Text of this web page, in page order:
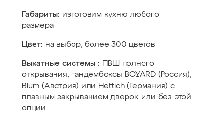
Габариты: изготовим кухню любого
размера
Цвет: на выбор, более 300 цветов
Выкатные системы :
ПВШ полного
открывания, тандембоксы BOYARD (Россия),
Blum (Австрия) или Hettich (Германия) с
плавным закрыванием дверок или без этой
опции